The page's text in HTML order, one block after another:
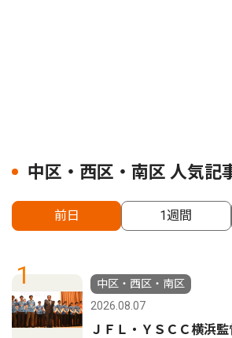
中区・西区・南区 人気記
前日 1週間
1
中区・西区・南区
2026.08.07
ＪＦＬ・ＹＳＣＣ横浜